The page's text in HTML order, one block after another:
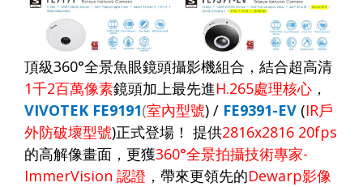
頂級360°全景魚眼鏡頭攝影機組合，結合超高清
1千2百萬像素鏡頭加上最先進H.265處理核心 ，
VIVOTEK FE9191(室內型號) / FE9391-EV (IR戶
外防破壞型號)正式登場！ 提供2816x2816 20fps
的高解像畫面 ，更獲360°全景拍攝技術專家-
ImmerVision 認證 ， 帶來更領先的Dewarp影像